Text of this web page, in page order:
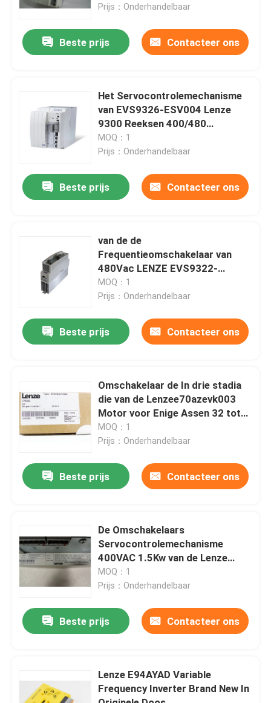
Producten
Fabrieksreis
Contacteer ons
Industriële servomotor
Industriële Servoaandrijving
AC Servoversterker
Overtollige Voedingmodule
De digitale Module van I O
Veranderlijke Frequentieomschakelaar
De Zender van de druktemperatuur
HMI-Touch screen
Prijs：Onderhandelbaar
Beste prijs Contacteer ons
Het Servocontrolemechanisme
van EVS9326-ESV004 Lenze
9300 Reeksen 400/480
Servoomschakelaar van Vac
MOQ：1
Prijs：Onderhandelbaar
Beste prijs Contacteer ons
van de de
Frequentieomschakelaar van
480Vac LENZE EVS9322-
ESV004 het Veranderlijke
Servocontrolemechanisme 9300
MOQ：1
Prijs：Onderhandelbaar
Beste prijs Contacteer ons
Omschakelaar de In drie stadia
die van de Lenzee70azevk003
Motor voor Enige Assen 32 tot
64 A wordt geplaatst
MOQ：1
Prijs：Onderhandelbaar
Beste prijs Contacteer ons
De Omschakelaars
Servocontrolemechanisme
400VAC 1.5Kw van de Lenze
evs9323-EK Veranderlijk
Frequentie
MOQ：1
Prijs：Onderhandelbaar
Beste prijs Contacteer ons
Lenze E94AYAD Variable
Frequency Inverter Brand New In